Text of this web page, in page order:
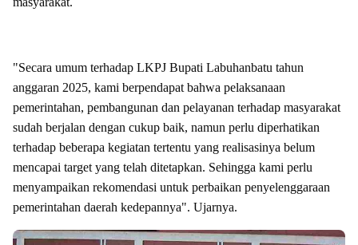
"Secara umum terhadap LKPJ Bupati Labuhanbatu tahun
anggaran 2025, kami berpendapat bahwa pelaksanaan
pemerintahan, pembangunan dan pelayanan terhadap masyarakat
sudah berjalan dengan cukup baik, namun perlu diperhatikan
terhadap beberapa kegiatan tertentu yang realisasinya belum
mencapai target yang telah ditetapkan. Sehingga kami perlu
menyampaikan rekomendasi untuk perbaikan penyelenggaraan
pemerintahan daerah kedepannya". Ujarnya.